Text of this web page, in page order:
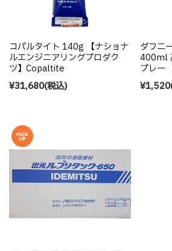
コパルタイト 140g 【ナショナ
ルエンジニアリングプロダク
ツ】Copaltite
¥31,680(税込)
ダフニ
400ml
プレー
¥1,520